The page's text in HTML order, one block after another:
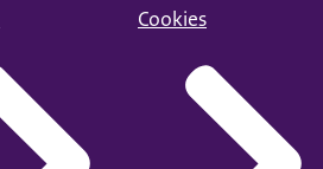
Cookies